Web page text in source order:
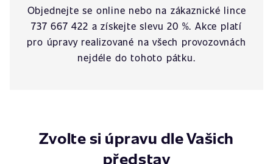
Objednejte se online nebo na zákaznické lince
737 667 422 a získejte slevu 20 %. Akce platí
pro úpravy realizované na všech provozovnách
nejdéle do tohoto pátku.
Zvolte si úpravu dle Vašich
představ